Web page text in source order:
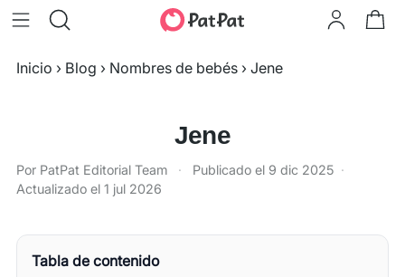
Inicio › Blog › Nombres de bebés › Jene
Jene
Por PatPat Editorial Team · Publicado el 9 dic 2025 ·
Actualizado el 1 jul 2026
Tabla de contenido